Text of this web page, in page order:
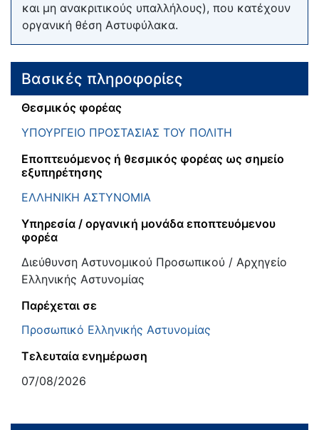
και μη ανακριτικούς υπαλλήλους), που κατέχουν
οργανική θέση Αστυφύλακα.
Βασικές πληροφορίες
Θεσμικός φορέας
ΥΠΟΥΡΓΕΙΟ ΠΡΟΣΤΑΣΙΑΣ ΤΟΥ ΠΟΛΙΤΗ
Εποπτευόμενος ή θεσμικός φορέας ως σημείο
εξυπηρέτησης
ΕΛΛΗΝΙΚΗ ΑΣΤΥΝΟΜΙΑ
Υπηρεσία / οργανική μονάδα εποπτευόμενου
φορέα
Διεύθυνση Αστυνομικού Προσωπικού / Αρχηγείο
Ελληνικής Αστυνομίας
Παρέχεται σε
Προσωπικό Ελληνικής Αστυνομίας
Τελευταία ενημέρωση
07/08/2026